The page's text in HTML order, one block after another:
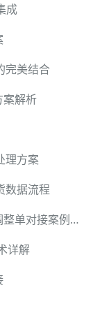
成
完美结合
案解析
理方案
数据流程
金蝶云星空与美国人资产系统集成：折旧调整单对接案例详解
详解